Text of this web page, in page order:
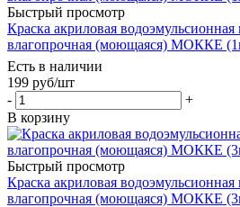
Быстрый просмотр
Краска акриловая водоэмульсионная
влагопрочная (моющаяся) МОККЕ
Есть в наличии
199 руб/шт
-
+
В корзину
Быстрый просмотр
Краска акриловая водоэмульсионная
влагопрочная (моющаяся) МОККЕ